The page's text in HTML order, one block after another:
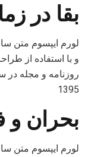
بقا در
لورم ایپسوم متن
و با استفاده از
روزنامه و مجله
1395
بحران
لورم ایپسوم متن